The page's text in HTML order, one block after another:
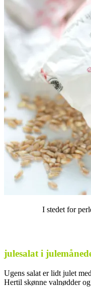
I stedet for
julesalat i
Ugens salat er lidt julet
Hertil skønne valnødder